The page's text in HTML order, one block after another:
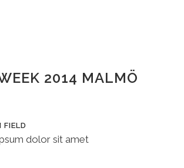
2014 MALMÖ
FIELD
dolor sit amet